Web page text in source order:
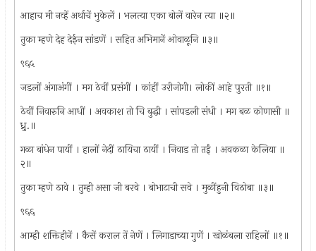
आहाच मी नव्हें अर्थाचें भुकेलें । भलत्या एका बोलें वारेन त्या ॥२॥
तुका म्हणे देह देईन सांडणें । सहित अभिमानें ओवाळूनि ॥३॥
९६५
जडलों अंगाअंगीं । मग ठेवीं प्रसंगीं । कांहीं उरीजोगी। लोकीं आहे पुरती ॥१॥
ठेवीं निवारुनि आधीं । अवकाश तो चि बुद्धी । सांपडली संधी । मग बळ कोणासी ॥
ध्रु.॥
गळा बांधेन पायीं । हालों नेदीं ठायिचा ठायीं । निवाड तो तईं । अवकळा केलिया ॥
२॥
तुका म्हणे ठावे । तुम्ही असा जी बरवे । बोभाटाची सवे । मुळींहुनी विठोबा ॥३॥
९६६
आम्ही शक्तिहीनें । कैसें कराल तें नेणें । लिगाडाच्या गुणें । खोळंबला राहिलों ॥१॥